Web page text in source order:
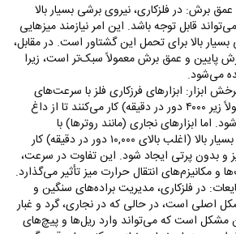
برش: در فلزکاری، نیروی برشی بسیار بالا
قابل توجه باشد. این امر نیازمند میزهایی
بسیار بالا برای تحمل این گشتاور است. در مقابل،
پایین و عمق برش معمولاً سبک‌تر است، زیرا
می‌شود.
ابزار: ابزارهای فرزکاری فلز با سرعت‌های
دورانی پایین (معمولاً زیر ۴۰۰۰ دور در دقیقه) کار می‌کنند تا از داغ
اما ابزارهای نجاری (مانند روترها) با
سرعت‌های دورانی بسیار بالا (اغلب بالای ۱۰,۰۰۰ دور در دقیقه) کار
و بدون پرتی ایجاد شود. این تفاوت در سرعت،
و مکانیزم‌های انتقال حرارت میز تأثیر می‌گذارد.
در فلزکاری، مدیریت براده‌های سنگین و
اصلی است، در حالی که در نجاری، گرد و غبار
مشکل است که می‌تواند وارد ریل‌ها و پیچ‌های